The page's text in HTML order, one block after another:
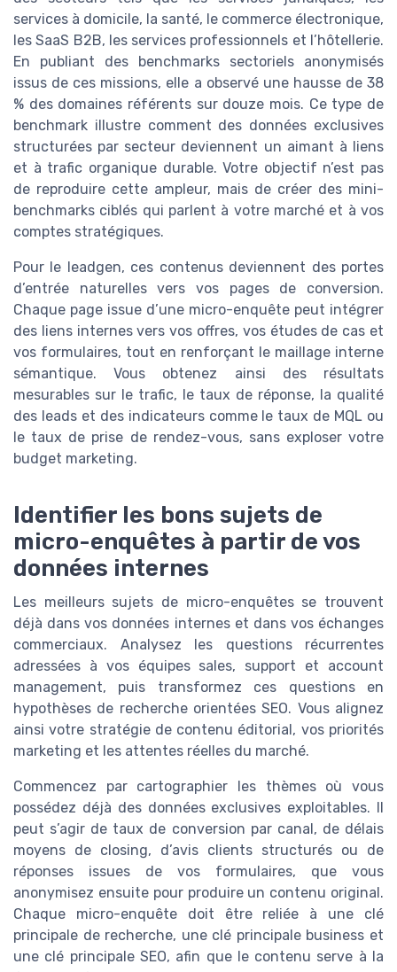
services à domicile, la santé, le commerce électronique,
les SaaS B2B, les services professionnels et l’hôtellerie.
En publiant des benchmarks sectoriels anonymisés
issus de ces missions, elle a observé une hausse de 38
% des domaines référents sur douze mois. Ce type de
benchmark illustre comment des données exclusives
structurées par secteur deviennent un aimant à liens
et à trafic organique durable. Votre objectif n’est pas
de reproduire cette ampleur, mais de créer des mini-
benchmarks ciblés qui parlent à votre marché et à vos
comptes stratégiques.
Pour le leadgen, ces contenus deviennent des portes
d’entrée naturelles vers vos pages de conversion.
Chaque page issue d’une micro-enquête peut intégrer
des liens internes vers vos offres, vos études de cas et
vos formulaires, tout en renforçant le maillage interne
sémantique. Vous obtenez ainsi des résultats
mesurables sur le trafic, le taux de réponse, la qualité
des leads et des indicateurs comme le taux de MQL ou
le taux de prise de rendez-vous, sans exploser votre
budget marketing.
Identifier les bons sujets de
micro-enquêtes à partir de vos
données internes
Les meilleurs sujets de micro-enquêtes se trouvent
déjà dans vos données internes et dans vos échanges
commerciaux. Analysez les questions récurrentes
adressées à vos équipes sales, support et account
management, puis transformez ces questions en
hypothèses de recherche orientées SEO. Vous alignez
ainsi votre stratégie de contenu éditorial, vos priorités
marketing et les attentes réelles du marché.
Commencez par cartographier les thèmes où vous
possédez déjà des données exclusives exploitables. Il
peut s’agir de taux de conversion par canal, de délais
moyens de closing, d’avis clients structurés ou de
réponses issues de vos formulaires, que vous
anonymisez ensuite pour produire un contenu original.
Chaque micro-enquête doit être reliée à une clé
principale de recherche, une clé principale business et
une clé principale SEO, afin que le contenu serve à la